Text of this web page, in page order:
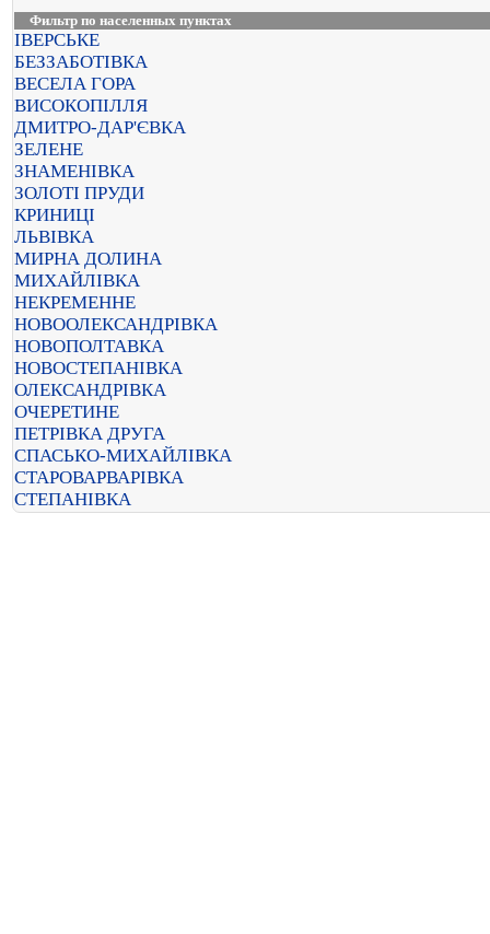
Фильтр по населенных пунктах
ІВЕРСЬКЕ
БЕЗЗАБОТІВКА
ВЕСЕЛА ГОРА
ВИСОКОПІЛЛЯ
ДМИТРО-ДАР'ЄВКА
ЗЕЛЕНЕ
ЗНАМЕНІВКА
ЗОЛОТІ ПРУДИ
КРИНИЦІ
ЛЬВІВКА
МИРНА ДОЛИНА
МИХАЙЛІВКА
НЕКРЕМЕННЕ
НОВООЛЕКСАНДРІВКА
НОВОПОЛТАВКА
НОВОСТЕПАНІВКА
ОЛЕКСАНДРІВКА
ОЧЕРЕТИНЕ
ПЕТРІВКА ДРУГА
СПАСЬКО-МИХАЙЛІВКА
СТАРОВАРВАРІВКА
СТЕПАНІВКА